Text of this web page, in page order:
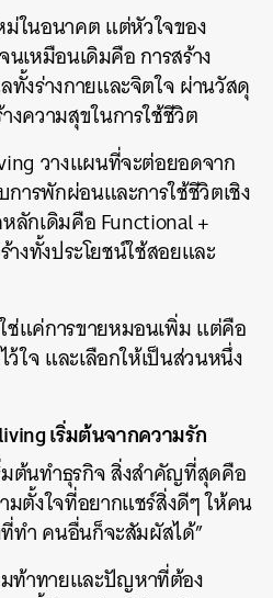
ในอนาคต แต่หัวใจของ
เหมือนเดิมคือ การสร้าง
งร่างกายและจิตใจ ผ่านวัสดุ
ความสุขในการใช้ชีวิต
วางแผนที่จะต่อยอดจาก
ารพักผ่อนและการใช้ชีวิตเชิง
ลักเดิมคือ Functional +
งทั้งประโยชน์ใช้สอยและ
ใช่แค่การขายหมอนเพิ่ม แต่คือ
ใจ และเลือกให้เป็นส่วนหนึ่ง
เริ่มต้นจากความรัก
มต้นทำธุรกิจ สิ่งสำคัญที่สุดคือ
มตั้งใจที่อยากแชร์สิ่งดีๆ ให้คน
ทำ คนอื่นก็จะสัมผัสได้”
ท้าทายและปัญหาที่ต้อง